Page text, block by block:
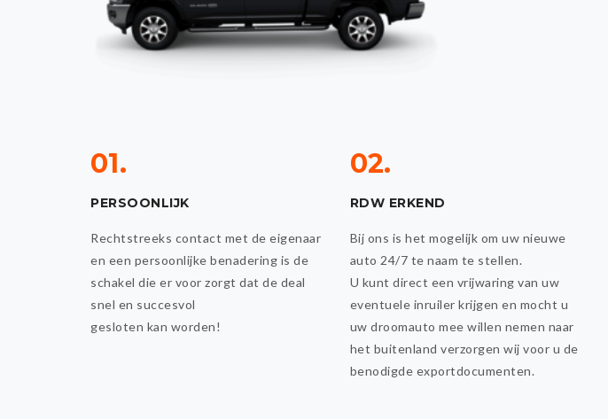
01.
PERSOONLIJK
Rechtstreeks contact met de eigenaar
en een persoonlijke benadering is de
schakel die er voor zorgt dat de deal
snel en succesvol
gesloten kan worden!
02.
RDW ERKEND
Bij ons is het mogelijk om uw nieuwe
auto 24/7 te naam te stellen.
U kunt direct een vrijwaring van uw
eventuele inruiler krijgen en mocht u
uw droomauto mee willen nemen naar
het buitenland verzorgen wij voor u de
benodigde exportdocumenten.